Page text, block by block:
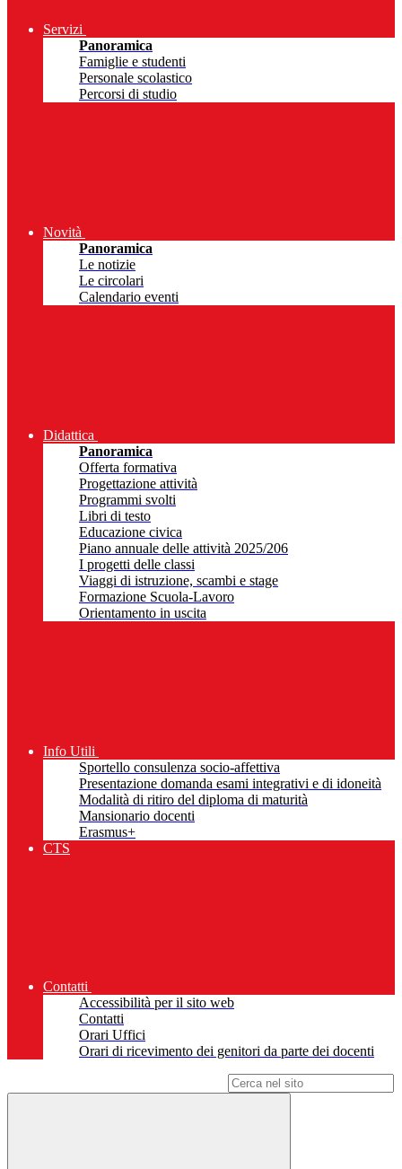
Servizi
Panoramica
Famiglie e studenti
Personale scolastico
Percorsi di studio
Novità
Panoramica
Le notizie
Le circolari
Calendario eventi
Didattica
Panoramica
Offerta formativa
Progettazione attività
Programmi svolti
Libri di testo
Educazione civica
Piano annuale delle attività 2025/206
I progetti delle classi
Viaggi di istruzione, scambi e stage
Formazione Scuola-Lavoro
Orientamento in uscita
Info Utili
Sportello consulenza socio-affettiva
Presentazione domanda esami integrativi e di idoneità
Modalità di ritiro del diploma di maturità
Mansionario docenti
Erasmus+
CTS
Contatti
Accessibilità per il sito web
Contatti
Orari Uffici
Orari di ricevimento dei genitori da parte dei docenti